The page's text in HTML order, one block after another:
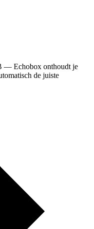
— Echobox onthoudt je
de juiste